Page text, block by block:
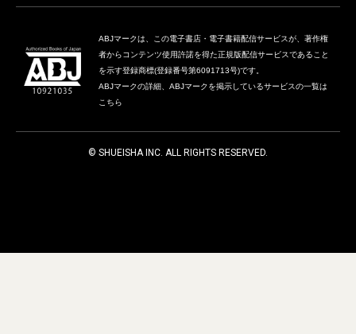
ABJマークは、この電子書店・電子書籍配信サービスが、著作権
者からコンテンツ使用許諾を得た正規版配信サービスであること
を示す登録商標(登録番号第6091713号)です。
ABJマークの詳細、ABJマークを掲示しているサービスの一覧は
こちら
© SHUEISHA INC. ALL RIGHTS RESERVED.